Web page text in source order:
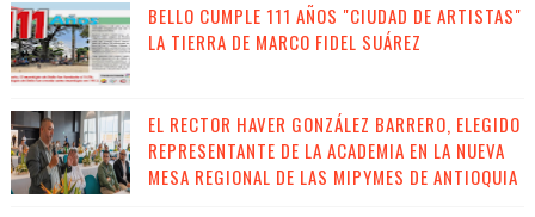
BELLO CUMPLE 111 AÑOS "CIUDAD DE ARTISTAS"
LA TIERRA DE MARCO FIDEL SUÁREZ
EL RECTOR HAVER GONZÁLEZ BARRERO, ELEGIDO
REPRESENTANTE DE LA ACADEMIA EN LA NUEVA
MESA REGIONAL DE LAS MIPYMES DE ANTIOQUIA